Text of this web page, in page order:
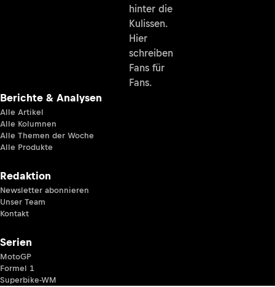
hinter die
Kulissen.
Hier
schreiben
Fans für
Fans.
Berichte & Analysen
Alle Artikel
Alle Kolumnen
Alle Themen der Woche
Alle Produkte
Redaktion
Newsletter abonnieren
Unser Team
Kontakt
Serien
MotoGP
Formel 1
Superbike-WM